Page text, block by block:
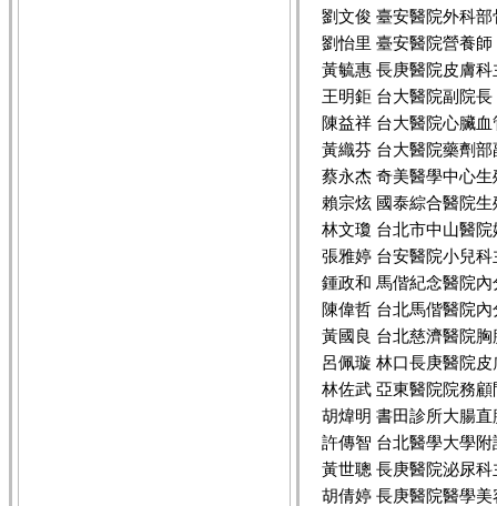
劉文俊 臺安醫院外科部
劉怡里 臺安醫院營養師
黃毓惠 長庚醫院皮膚科
王明鉅 台大醫院副院長
陳益祥 台大醫院心臟
黃織芬 台大醫院藥劑部
蔡永杰 奇美醫學中心
賴宗炫 國泰綜合醫院
林文瓊 台北市中山醫
張雅婷 台安醫院小兒科
鍾政和 馬偕紀念醫院
陳偉哲 台北馬偕醫院
黃國良 台北慈濟醫院
呂佩璇 林口長庚醫院
林佐武 亞東醫院院務
胡煒明 書田診所大腸
許傳智 台北醫學大學
黃世聰 長庚醫院泌尿科
胡倩婷 長庚醫院醫學美